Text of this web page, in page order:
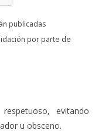
publicadas
por parte de
evitando
u obsceno.